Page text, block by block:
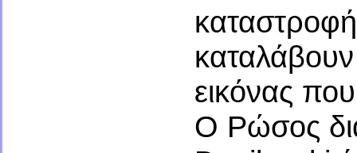
καταλάβουν
εικόνας
Ο Ρώσος